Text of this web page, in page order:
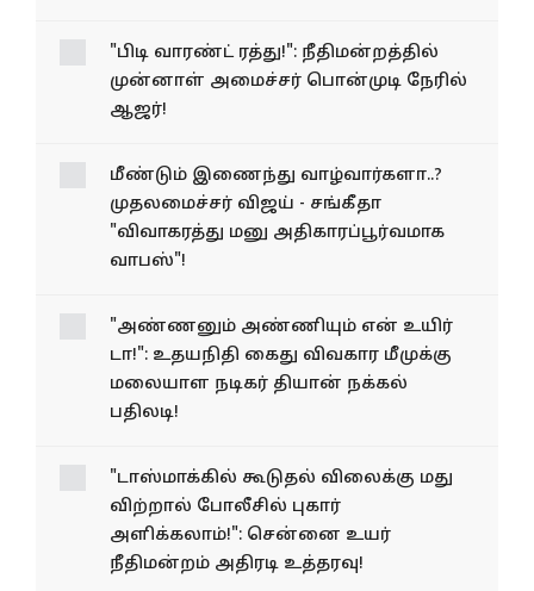
"பிடி வாரண்ட் ரத்து!": நீதிமன்றத்தில்
முன்னாள் அமைச்சர் பொன்முடி நேரில்
ஆஜர்!
மீண்டும் இணைந்து வாழ்வார்களா..?
முதலமைச்சர் விஜய் - சங்கீதா
"விவாகரத்து மனு அதிகாரப்பூர்வமாக
வாபஸ்"!
"அண்ணனும் அண்ணியும் என் உயிர்
டா!": உதயநிதி கைது விவகார மீமுக்கு
மலையாள நடிகர் தியான் நக்கல்
பதிலடி!
"டாஸ்மாக்கில் கூடுதல் விலைக்கு மது
விற்றால் போலீசில் புகார்
அளிக்கலாம்!": சென்னை உயர்
நீதிமன்றம் அதிரடி உத்தரவு!